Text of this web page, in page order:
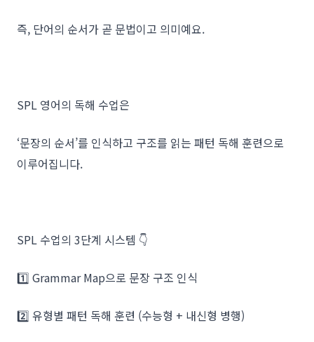
즉, 단어의 순서가 곧 문법이고 의미예요.
SPL 영어의 독해 수업은
‘문장의 순서’를 인식하고 구조를 읽는 패턴 독해 훈련으로
이루어집니다.
SPL 수업의 3단계 시스템 👇
1️⃣ Grammar Map으로 문장 구조 인식
2️⃣ 유형별 패턴 독해 훈련 (수능형 + 내신형 병행)